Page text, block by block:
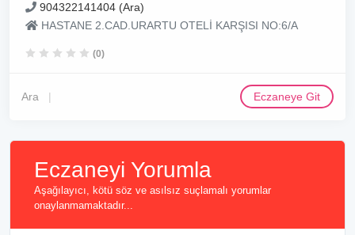
904322141404 (Ara)
HASTANE 2.CAD.URARTU OTELİ KARŞISI NO:6/A
(0)
Ara Eczaneye Git
Eczaneyi Yorumla
Aşağılayıcı, kötü söz ve asılsız suçlamalı yorumlar
onaylanmamaktadır...